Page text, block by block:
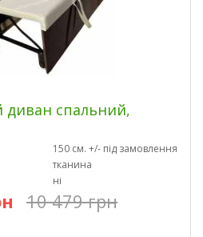
диван спальний,
150 см. +/- під замовлення
тканина
ні
10 479 грн